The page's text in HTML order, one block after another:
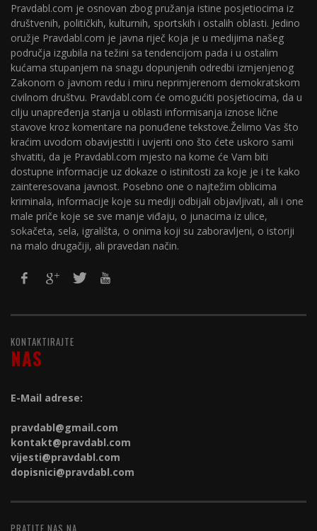
Pravdabl.com je osnovan zbog pružanja istine posjetiocima iz
društvenih, političkih, kulturnih, sportskih i ostalih oblasti. Jedino
oružje Pravdabl.com je javna riječ koja je u medijima našeg
područja izgubila na težini sa tendencijom pada i u ostalim
kućama stupanjem na snagu dopunjenih odredbi izmjenjenog
Zakonom o javnom redu i miru neprimjerenom demokratskom
civilnom društvu. Pravdabl.com će omogućiti posjetiocima, da u
cilju unapređenja stanja u oblasti informisanja iznose lične
stavove kroz komentare na ponuđene tekstove.Želimo Vas što
kraćim uvodom obavijestiti i uvjeriti ono što ćete uskoro sami
shvatiti, da je Pravdabl.com mjesto na kome će Vam biti
dostupne informacije uz dokaze o istinitosti za koje je i te kako
zainteresovana javnost. Posebno one o najtežim oblicima
kriminala, informacije koje su mediji odbijali objavljivati, ali i one
male priče koje se sve manje viđaju, o junacima iz ulice,
sokačeta, sela, igrališta, o onima koji su zaboravljeni, o istoriji
na malo drugačiji, ali pravedan način.
KONTAKTIRAJTE
NAS
E-Mail adrese:
pravdabl@gmail.com
kontakt@pravdabl.com
vijesti@pravdabl.com
dopisnici@pravdabl.com
PRATITE NAS NA